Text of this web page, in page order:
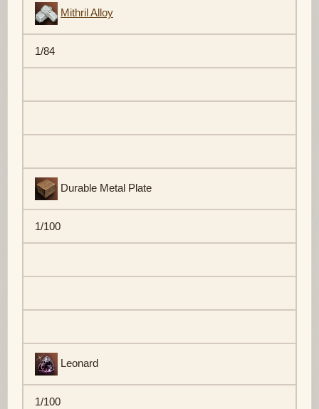
Mithril Alloy
1/84
Durable Metal Plate
1/100
Leonard
1/100